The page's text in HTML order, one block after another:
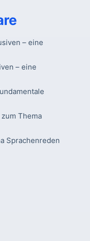
– eine
– eine
Thema
Sprachenreden